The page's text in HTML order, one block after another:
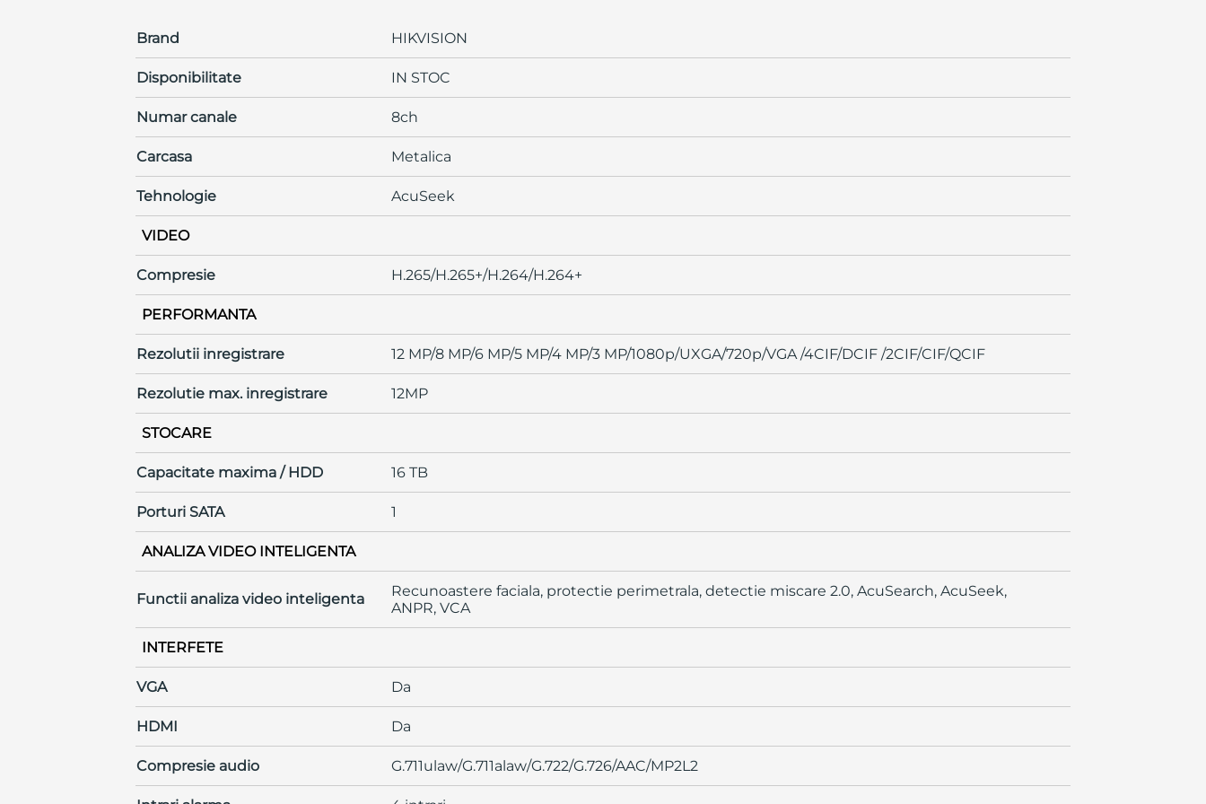
Brand HIKVISION
Disponibilitate IN STOC
Numar canale 8ch
Carcasa Metalica
Tehnologie AcuSeek
VIDEO
Compresie H.265/H.265+/H.264/H.264+
PERFORMANTA
Rezolutii inregistrare 12 MP/8 MP/6 MP/5 MP/4 MP/3 MP/1080p/UXGA/720p/VGA /4CIF/DCIF /2CIF/CIF/QCIF
Rezolutie max. inregistrare 12MP
STOCARE
Capacitate maxima / HDD 16 TB
Porturi SATA 1
ANALIZA VIDEO INTELIGENTA
Functii analiza video inteligenta
Recunoastere faciala, protectie perimetrala, detectie miscare 2.0, AcuSearch, AcuSeek,
ANPR, VCA
INTERFETE
VGA Da
HDMI Da
Compresie audio G.711ulaw/G.711alaw/G.722/G.726/AAC/MP2L2